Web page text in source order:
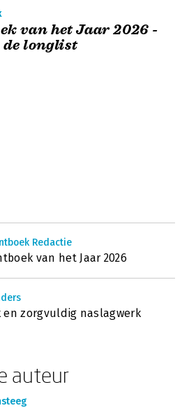
van het Jaar 2026 -
de longlist
Redactie
van het Jaar 2026
en zorgvuldig naslagwerk
auteur